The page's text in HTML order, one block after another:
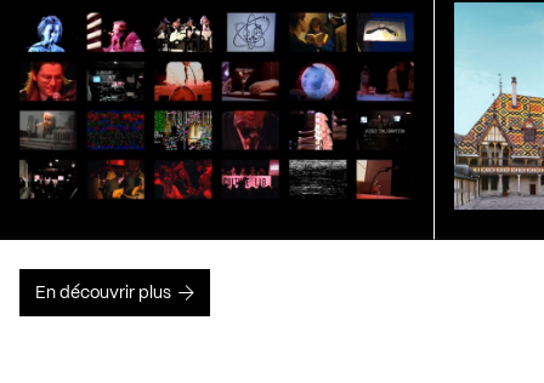
En découvrir plus